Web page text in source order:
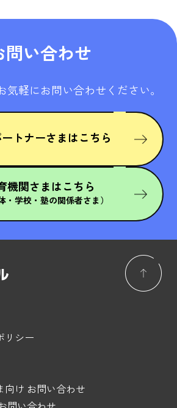
問い合わせ
気軽にお問い合わせください。
トナーさまはこちら
機関さまはこちら
・学校・塾の関係者さま）
リシー
向け お問い合わせ